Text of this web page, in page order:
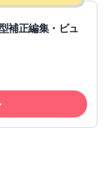
補正編集・ビュ